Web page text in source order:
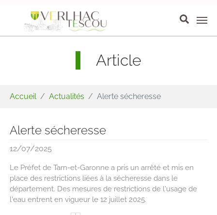
Article
Accueil Actualités Alerte sécheresse
Alerte sécheresse
12/07/2025
Le Préfet de Tarn-et-Garonne a pris un arrêté et mis en
place des restrictions liées à la sécheresse dans le
département. Des mesures de restrictions de l'usage de
l'eau entrent en vigueur le 12 juillet 2025.